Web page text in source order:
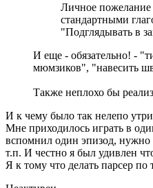
Личное пожелание
стандартными
"Подглядывать в
И еще - обязательно! -
мюмзиков", "навесить
Также неплохо бы
И к чему было так нелепо
Мне приходилось играть в
вспомнил один эпизод, нужно
т.п. И честно я был удивлен
Я к тому что делать парсер